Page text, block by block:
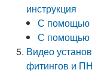
инструкция
С помощью
С помощью
Видео
фитингов и